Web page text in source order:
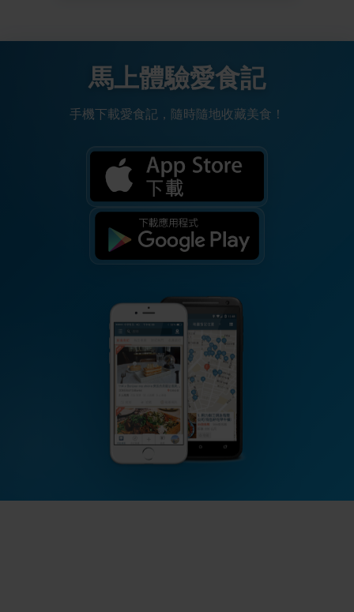
馬上體驗愛食記
手機下載愛食記，隨時隨地收藏美食！